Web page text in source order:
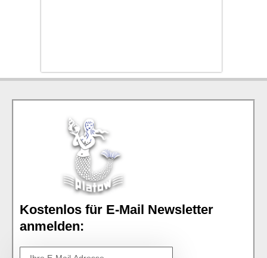
Kostenlos für E-Mail Newsletter
anmelden: